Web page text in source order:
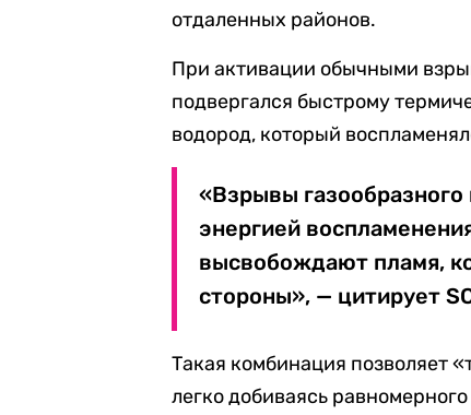
отдаленных районов.
При активации обычными
подвергался быстрому
водород, который
«Взрывы
энергией
высвобождают пламя,
стороны», — цитирует
Такая комбинация позволяет
легко добиваясь